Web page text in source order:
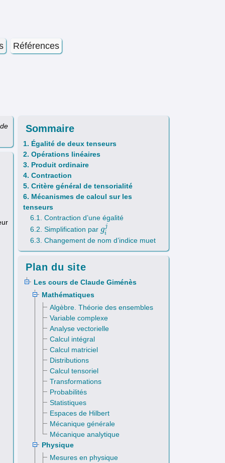
Références
Sommaire
1. Égalité de deux tenseurs
2. Opérations linéaires
3. Produit ordinaire
4. Contraction
5. Critère général de tensorialité
6. Mécanismes de calcul sur les
tenseurs
6.1. Contraction d’une égalité
6.2. Simplification par gj
i
gij
6.3. Changement de nom d’indice muet
Plan du site
Les cours de Claude Giménès
Mathématiques
Algèbre. Théorie des ensembles
Variable complexe
Analyse vectorielle
Calcul intégral
Calcul matriciel
Distributions
Calcul tensoriel
Transformations
Probabilités
Statistiques
Espaces de Hilbert
Mécanique générale
Mécanique analytique
Physique
Mesures en physique